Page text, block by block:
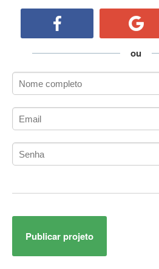
ActiveX Data Objects (ADO)
ADK
Administração Acadêmica
Administração de Artistas e Repertórios
Administração de Banco de Dados
Administração de Redes
Administrador de Sistemas
Adobe After Effects
Adobe AIR
ou
Publicar projeto